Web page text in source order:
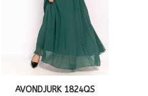
AVONDJURK 1824QS